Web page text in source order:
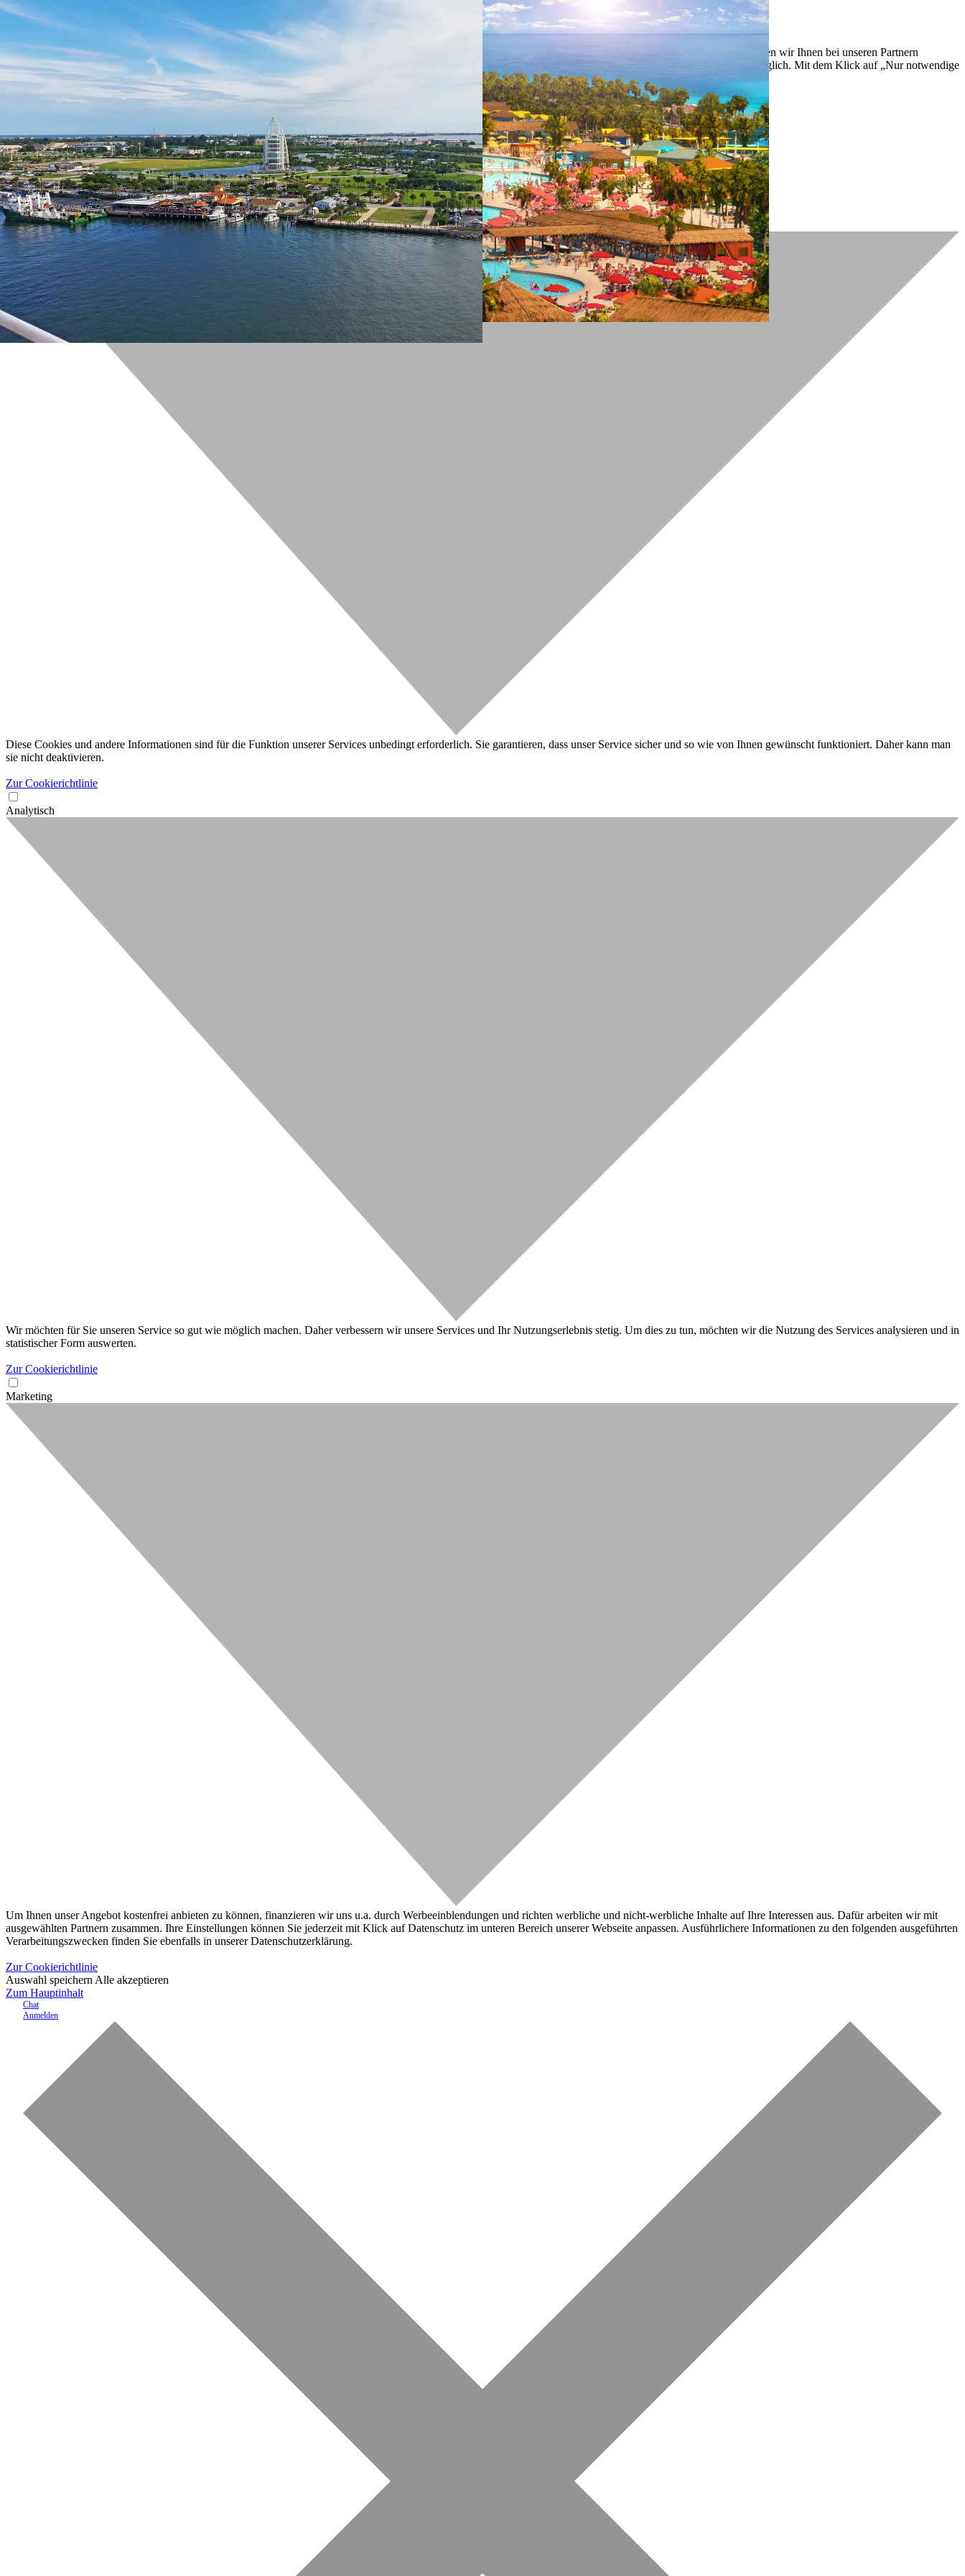
Nur notwendige Cookies
Mit dem Klick auf „geht klar” ermöglichen Sie uns Ihnen über Cookies ein verbessertes Nutzungserlebnis zu servieren und dieses kontinuierlich zu verbessern. So können wir Ihnen bei unseren Partnern
personalisierte Werbung und passende Angebote anzeigen. Über „anpassen” können Sie Ihre persönlichen Präferenzen festlegen. Dies ist auch nachträglich jederzeit möglich. Mit dem Klick auf „Nur notwendige
Cookies” werden lediglich technisch notwendige Cookies gespeichert.
Datenschutzerklärung
Ihre Cookie-Präferenzen verwalten
Wählen Sie, welche Cookies Sie auf check24.de akzeptieren.
Die Cookierichtlinie finden Siehier.
Notwendig
Diese Cookies und andere Informationen sind für die Funktion unserer Services unbedingt erforderlich. Sie garantieren, dass unser Service sicher und so wie von Ihnen gewünscht funktioniert. Daher kann man
sie nicht deaktivieren.
Zur Cookierichtlinie
Analytisch
Wir möchten für Sie unseren Service so gut wie möglich machen. Daher verbessern wir unsere Services und Ihr Nutzungserlebnis stetig. Um dies zu tun, möchten wir die Nutzung des Services analysieren und in
statistischer Form auswerten.
Zur Cookierichtlinie
Marketing
Um Ihnen unser Angebot kostenfrei anbieten zu können, finanzieren wir uns u.a. durch Werbeeinblendungen und richten werbliche und nicht-werbliche Inhalte auf Ihre Interessen aus. Dafür arbeiten wir mit
ausgewählten Partnern zusammen. Ihre Einstellungen können Sie jederzeit mit Klick auf Datenschutz im unteren Bereich unserer Webseite anpassen. Ausführlichere Informationen zu den folgenden ausgeführten
Verarbeitungszwecken finden Sie ebenfalls in unserer Datenschutzerklärung.
Zur Cookierichtlinie
Auswahl speichern Alle akzeptieren
Zum Hauptinhalt
Chat
Anmelden